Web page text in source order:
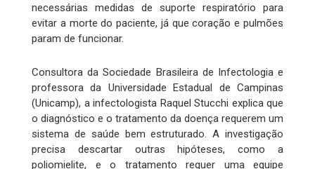
necessárias medidas de suporte respiratório para
evitar a morte do paciente, já que coração e pulmões
param de funcionar.
Consultora da Sociedade Brasileira de Infectologia e
professora da Universidade Estadual de Campinas
(Unicamp), a infectologista Raquel Stucchi explica que
o diagnóstico e o tratamento da doença requerem um
sistema de saúde bem estruturado. A investigação
precisa descartar outras hipóteses, como a
poliomielite, e o tratamento requer uma equipe